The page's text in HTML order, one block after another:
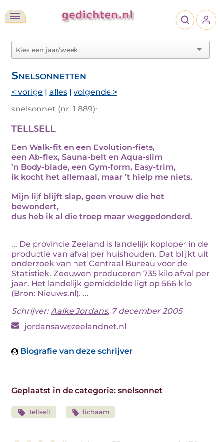
Snelsonnetten
< vorige | alles | volgende >
snelsonnet (nr. 1.889):
TELLSELL
Een Walk-fit en een Evolution-fiets,
een Ab-flex, Sauna-belt en Aqua-slim
’n Body-blade, een Gym-form, Easy-trim,
ik kocht het allemaal, maar ’t hielp me niets.
Mijn lijf blijft slap, geen vrouw die het
bewondert,
dus heb ik al die troep maar weggedonderd.
... De provincie Zeeland is landelijk koploper in de
productie van afval per huishouden. Dat blijkt uit
onderzoek van het Centraal Bureau voor de
Statistiek. Zeeuwen produceren 735 kilo afval per
jaar. Het landelijk gemiddelde ligt op 566 kilo
(Bron: Nieuws.nl). ...
Schrijver:Aaike Jordans, 7 december 2005
jordansaw zeelandnet.nl
Biografie van deze schrijver
Geplaatst in de categorie: snelsonnet
tellsell lichaam